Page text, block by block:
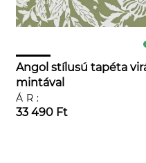
Angol stílusú tapéta
mintával
ÁR:
33 490 Ft